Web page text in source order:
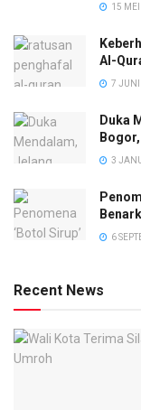
15
Al-
7
Duka
3
6
Recent News